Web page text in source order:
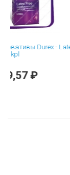
Durex - Latex
₽